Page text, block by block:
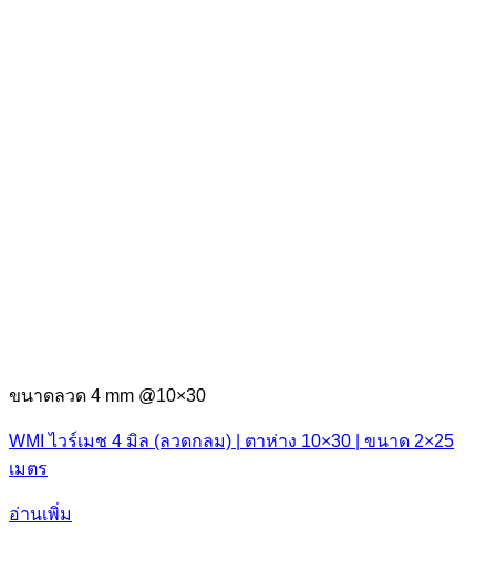
ขนาดลวด 4 mm @10×30
WMI ไวร์เมช 4 มิล (ลวดกลม) | ตาห่าง 10×30 | ขนาด 2×25
เมตร
อ่านเพิ่ม